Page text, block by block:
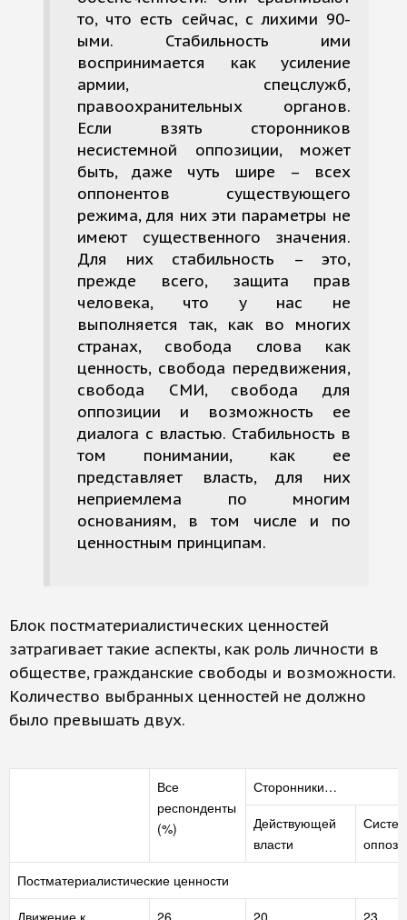
то, что есть сейчас, с лихими 90-
ыми. Стабильность ими
воспринимается как усиление
армии, спецслужб,
правоохранительных органов.
Если взять сторонников
несистемной оппозиции, может
быть, даже чуть шире – всех
оппонентов существующего
режима, для них эти параметры не
имеют существенного значения.
Для них стабильность – это,
прежде всего, защита прав
человека, что у нас не
выполняется так, как во многих
странах, свобода слова как
ценность, свобода передвижения,
свобода СМИ, свобода для
оппозиции и возможность ее
диалога с властью. Стабильность в
том понимании, как ее
представляет власть, для них
неприемлема по многим
основаниям, в том числе и по
ценностным принципам.
Блок постматериалистических ценностей
затрагивает такие аспекты, как роль личности в
обществе, гражданские свободы и возможности.
Количество выбранных ценностей не должно
было превышать двух.
Все
респонденты
(%)
Сторонники…
Действующей
власти
Постматериалистические ценности